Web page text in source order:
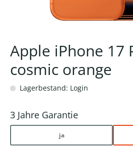
Apple iPhone 17
cosmic orange
Lagerbestand: Login
3 Jahre Garantie
ja